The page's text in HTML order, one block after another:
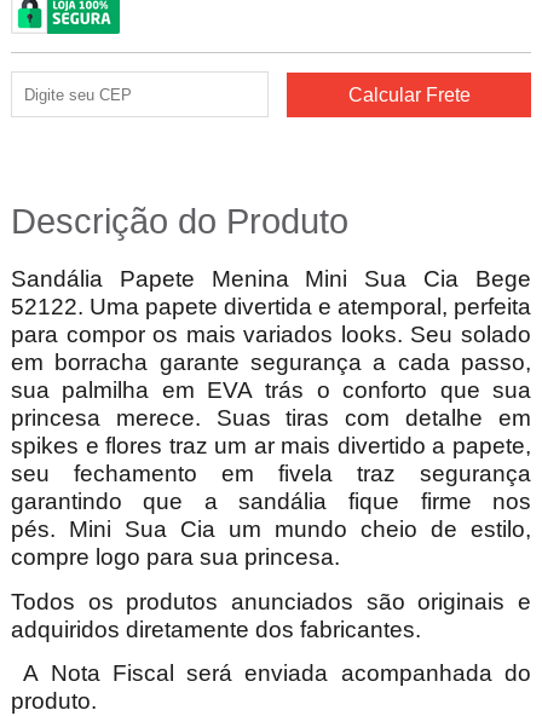
Descrição do Produto
Sandália Papete Menina Mini Sua Cia Bege
52122. Uma papete divertida e atemporal, perfeita
para compor os mais variados looks. Seu solado
em borracha garante segurança a cada passo,
sua palmilha em EVA trás o conforto que sua
princesa merece. Suas tiras com detalhe em
spikes e flores traz um ar mais divertido a papete,
seu fechamento em fivela traz segurança
garantindo que a sandália fique firme nos
pés. Mini Sua Cia um mundo cheio de estilo,
compre logo para sua princesa.
Todos os produtos anunciados são originais e
adquiridos diretamente dos fabricantes.
A Nota Fiscal será enviada acompanhada do
produto.